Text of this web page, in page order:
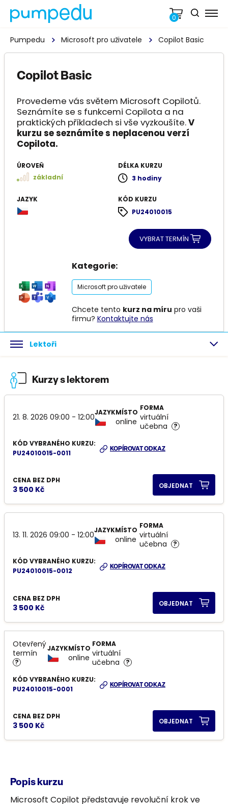
0
Pumpedu Microsoft pro uživatele Copilot Basic
Copilot Basic
Provedeme vás světem Microsoft Copilotů.
Seznámíte se s funkcemi Copilota a na
praktických příkladech si vše vyzkoušíte.V
kurzu se seznámíte s neplacenou verzí
Copilota.
ÚROVEŇ
základní
DÉLKA KURZU
3 hodiny
JAZYK
KÓD KURZU
PU24010015
VYBRAT TERMÍN
Kategorie:
Microsoft pro uživatele
Chcete tento kurz na míru pro vaši
firmu? Kontaktujte nás
Lektoři
Kurzy s lektorem
21. 8. 2026 09:00 - 12:00JAZYKMÍSTO
online
FORMA
virtuální
učebna
?
KÓD VYBRANÉHO KURZU:
PU24010015-0011
KOPÍROVAT ODKAZ
CENA BEZ DPH
3 500 Kč OBJEDNAT
13. 11. 2026 09:00 - 12:00JAZYKMÍSTO
online
FORMA
virtuální
učebna
?
KÓD VYBRANÉHO KURZU:
PU24010015-0012
KOPÍROVAT ODKAZ
CENA BEZ DPH
3 500 Kč OBJEDNAT
Otevřený
termín
?
JAZYKMÍSTO
online
FORMA
virtuální
učebna
?
KÓD VYBRANÉHO KURZU:
PU24010015-0001
KOPÍROVAT ODKAZ
CENA BEZ DPH
3 500 Kč OBJEDNAT
Popis kurzu
Microsoft Copilot představuje revoluční krok ve